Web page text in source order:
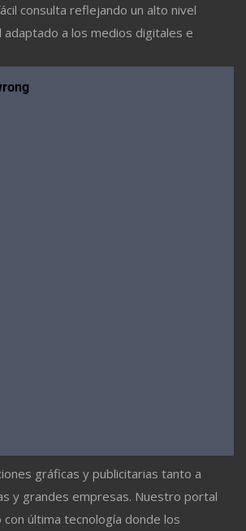
consulta reflejando un alto nivel
adaptado a los medios digitales e
gráficas y publicitarias tanto a
y grandes empresas. Nuestro portal
última tecnología donde los